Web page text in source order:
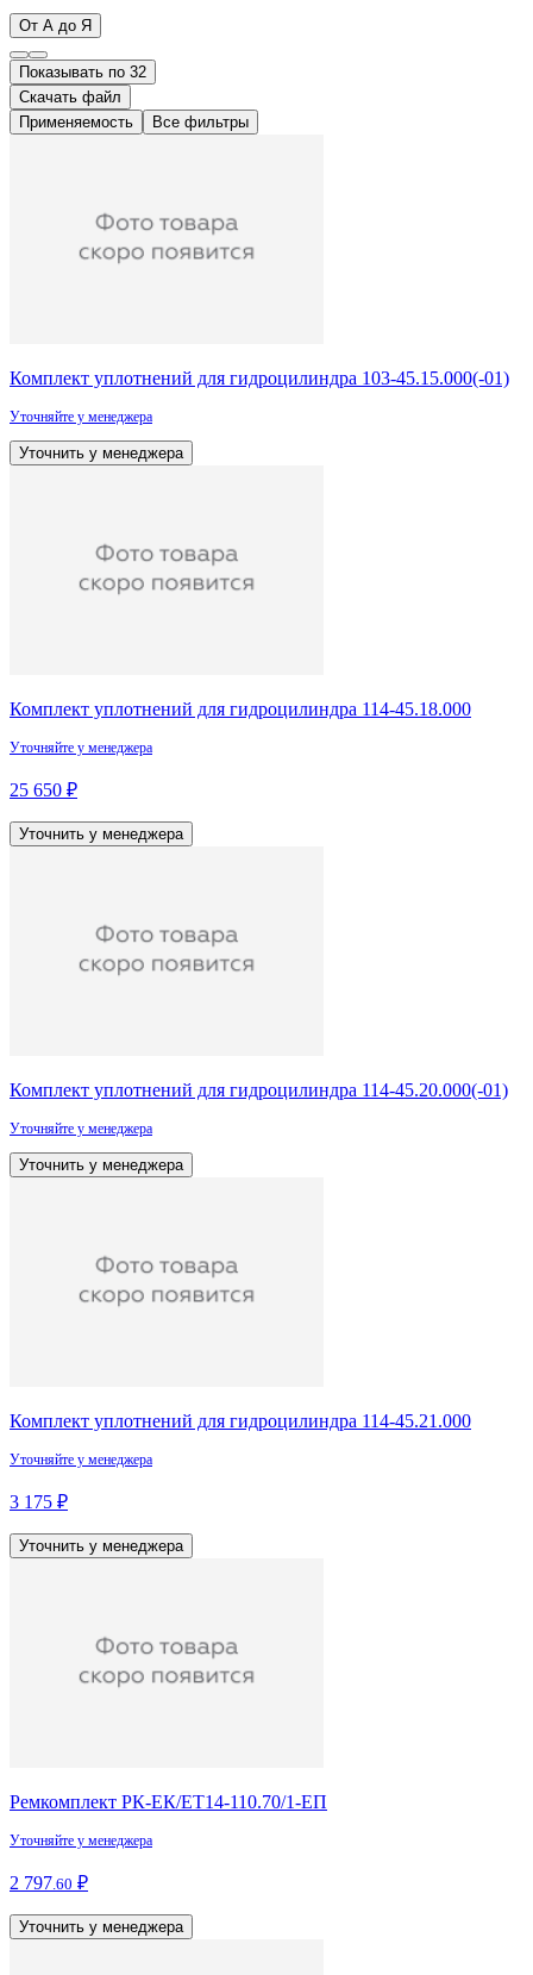
От А до Я
Показывать по 32
Скачать файл
Применяемость
Все фильтры
Комплект уплотнений для гидроцилиндра 103-45.15.000(-01)
Уточняйте у менеджера
Уточнить у менеджера
Комплект уплотнений для гидроцилиндра 114-45.18.000
Уточняйте у менеджера
25 650 ₽
Уточнить у менеджера
Комплект уплотнений для гидроцилиндра 114-45.20.000(-01)
Уточняйте у менеджера
Уточнить у менеджера
Комплект уплотнений для гидроцилиндра 114-45.21.000
Уточняйте у менеджера
3 175 ₽
Уточнить у менеджера
Ремкомплект РК-ЕК/ЕТ14-110.70/1-ЕП
Уточняйте у менеджера
2 797.60 ₽
Уточнить у менеджера